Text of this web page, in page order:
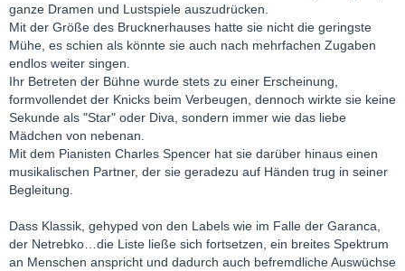
ganze Dramen und Lustspiele auszudrücken.
Mit der Größe des Brucknerhauses hatte sie nicht die geringste
Mühe, es schien als könnte sie auch nach mehrfachen Zugaben
endlos weiter singen.
Ihr Betreten der Bühne wurde stets zu einer Erscheinung,
formvollendet der Knicks beim Verbeugen, dennoch wirkte sie keine
Sekunde als "Star" oder Diva, sondern immer wie das liebe
Mädchen von nebenan.
Mit dem Pianisten Charles Spencer hat sie darüber hinaus einen
musikalischen Partner, der sie geradezu auf Händen trug in seiner
Begleitung.
Dass Klassik, gehyped von den Labels wie im Falle der Garanca,
der Netrebko…die Liste ließe sich fortsetzen, ein breites Spektrum
an Menschen anspricht und dadurch auch befremdliche Auswüchse